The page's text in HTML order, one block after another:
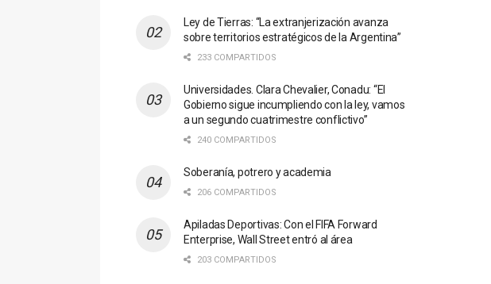
Ley de Tierras: “La extranjerización avanza
sobre territorios estratégicos de la Argentina”
233 COMPARTIDOS
Universidades. Clara Chevalier, Conadu: “El
Gobierno sigue incumpliendo con la ley, vamos
a un segundo cuatrimestre conflictivo”
240 COMPARTIDOS
Soberanía, potrero y academia
206 COMPARTIDOS
Apiladas Deportivas: Con el FIFA Forward
Enterprise, Wall Street entró al área
203 COMPARTIDOS